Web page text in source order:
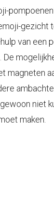
gezicht
van een
magneten
niet
maken.